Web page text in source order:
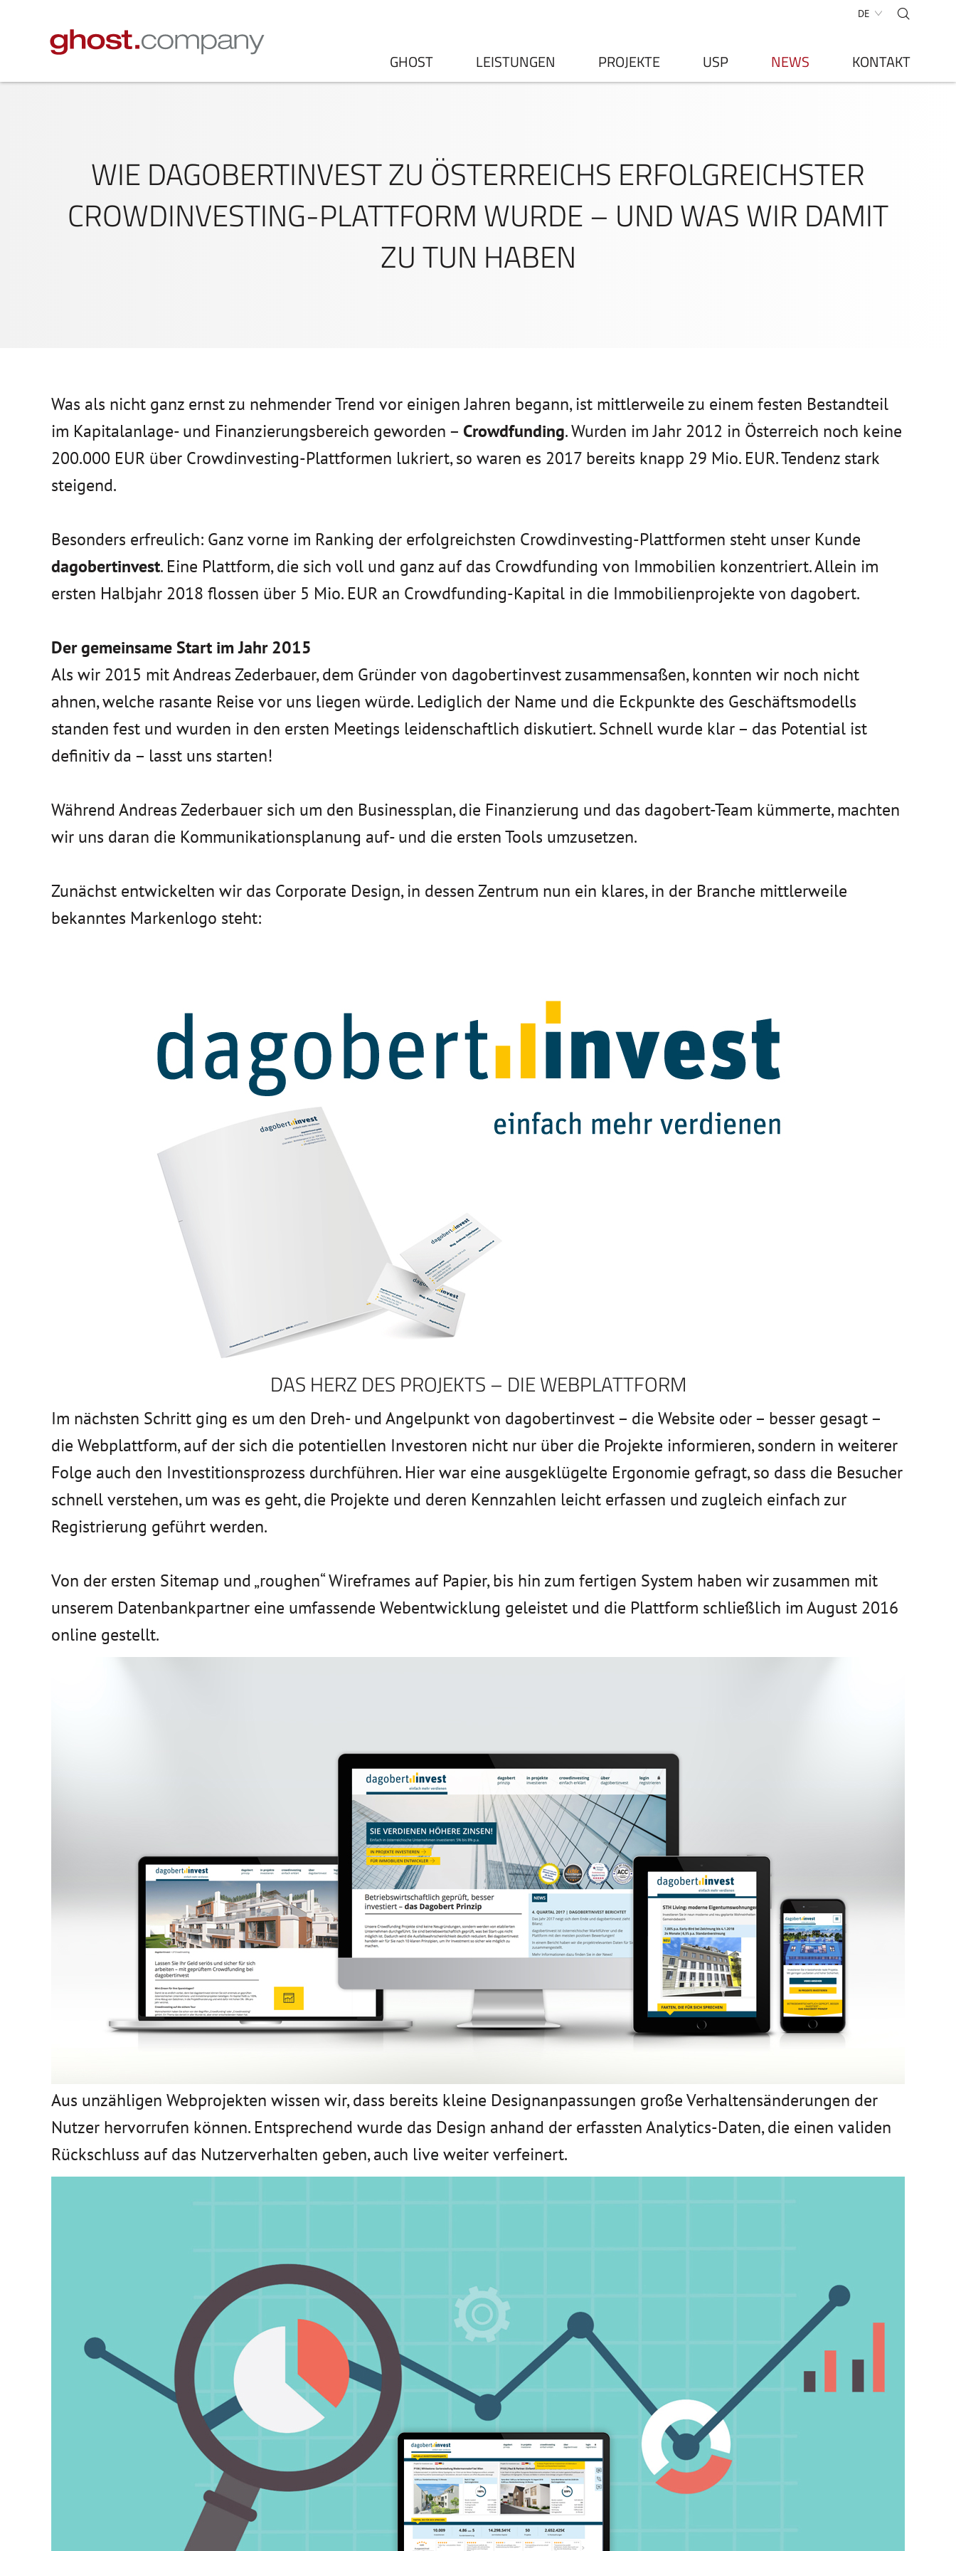
DE
GHOST LEISTUNGEN PROJEKTE USP NEWS KONTAKT
WIE DAGOBERTINVEST ZU ÖSTERREICHS ERFOLGREICHSTER
CROWDINVESTING-PLATTFORM WURDE – UND WAS WIR DAMIT
ZU TUN HABEN
Was als nicht ganz ernst zu nehmender Trend vor einigen Jahren begann, ist mittlerweile zu einem festen Bestandteil
im Kapitalanlage- und Finanzierungsbereich geworden – Crowdfunding. Wurden im Jahr 2012 in Österreich noch keine
200.000 EUR über Crowdinvesting-Plattformen lukriert, so waren es 2017 bereits knapp 29 Mio. EUR. Tendenz stark
steigend.
Besonders erfreulich: Ganz vorne im Ranking der erfolgreichsten Crowdinvesting-Plattformen steht unser Kunde
dagobertinvest. Eine Plattform, die sich voll und ganz auf das Crowdfunding von Immobilien konzentriert. Allein im
ersten Halbjahr 2018 flossen über 5 Mio. EUR an Crowdfunding-Kapital in die Immobilienprojekte von dagobert.
Der gemeinsame Start im Jahr 2015
Als wir 2015 mit Andreas Zederbauer, dem Gründer von dagobertinvest zusammensaßen, konnten wir noch nicht
ahnen, welche rasante Reise vor uns liegen würde. Lediglich der Name und die Eckpunkte des Geschäftsmodells
standen fest und wurden in den ersten Meetings leidenschaftlich diskutiert. Schnell wurde klar – das Potential ist
definitiv da – lasst uns starten!
Während Andreas Zederbauer sich um den Businessplan, die Finanzierung und das dagobert-Team kümmerte, machten
wir uns daran die Kommunikationsplanung auf- und die ersten Tools umzusetzen.
Zunächst entwickelten wir das Corporate Design, in dessen Zentrum nun ein klares, in der Branche mittlerweile
bekanntes Markenlogo steht:
DAS HERZ DES PROJEKTS – DIE WEBPLATTFORM
Im nächsten Schritt ging es um den Dreh- und Angelpunkt von dagobertinvest – die Website oder – besser gesagt –
die Webplattform, auf der sich die potentiellen Investoren nicht nur über die Projekte informieren, sondern in weiterer
Folge auch den Investitionsprozess durchführen. Hier war eine ausgeklügelte Ergonomie gefragt, so dass die Besucher
schnell verstehen, um was es geht, die Projekte und deren Kennzahlen leicht erfassen und zugleich einfach zur
Registrierung geführt werden.
Von der ersten Sitemap und „roughen“ Wireframes auf Papier, bis hin zum fertigen System haben wir zusammen mit
unserem Datenbankpartner eine umfassende Webentwicklung geleistet und die Plattform schließlich im August 2016
online gestellt.
Aus unzähligen Webprojekten wissen wir, dass bereits kleine Designanpassungen große Verhaltensänderungen der
Nutzer hervorrufen können. Entsprechend wurde das Design anhand der erfassten Analytics-Daten, die einen validen
Rückschluss auf das Nutzerverhalten geben, auch live weiter verfeinert.